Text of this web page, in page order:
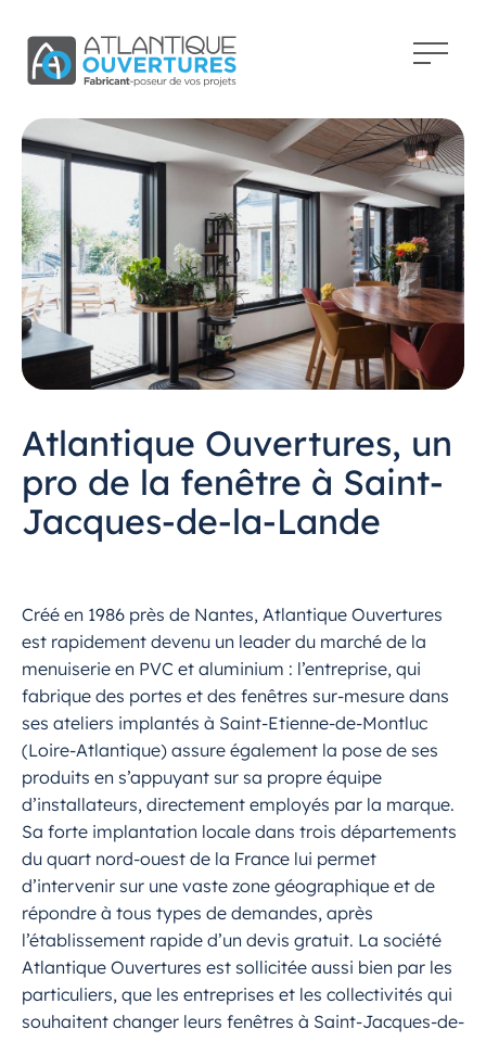
Atlantique Ouvertures, un
pro de la fenêtre à Saint-
Jacques-de-la-Lande
Créé en 1986 près de Nantes, Atlantique Ouvertures
est rapidement devenu un leader du marché de la
menuiserie en PVC et aluminium : l’entreprise, qui
fabrique des portes et des fenêtres sur-mesure dans
ses ateliers implantés à Saint-Etienne-de-Montluc
(Loire-Atlantique) assure également la pose de ses
produits en s’appuyant sur sa propre équipe
d’installateurs, directement employés par la marque.
Sa forte implantation locale dans trois départements
du quart nord-ouest de la France lui permet
d’intervenir sur une vaste zone géographique et de
répondre à tous types de demandes, après
l’établissement rapide d’un devis gratuit. La société
Atlantique Ouvertures est sollicitée aussi bien par les
particuliers, que les entreprises et les collectivités qui
souhaitent changer leurs fenêtres à Saint-Jacques-de-